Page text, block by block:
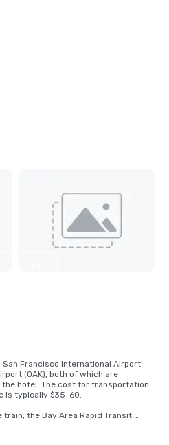
Francisco International Airport
(OAK), both of which are
hotel. The cost for transportation
is typically $35-60.
the Bay Area Rapid Transit
San Francisco every 15-20